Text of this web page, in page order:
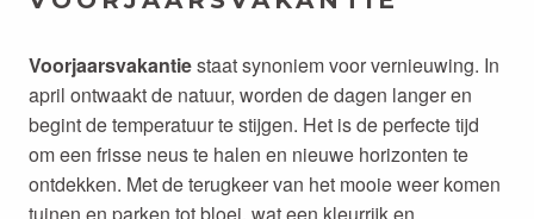
Voorjaarsvakantiestaat synoniem voor vernieuwing. In
april ontwaakt de natuur, worden de dagen langer en
begint de temperatuur te stijgen. Het is de perfecte tijd
om een frisse neus te halen en nieuwe horizonten te
ontdekken. Met de terugkeer van het mooie weer komen